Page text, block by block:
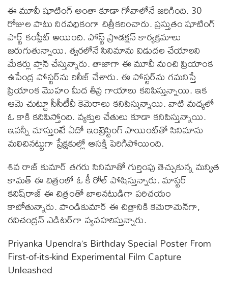
ఈ మూవీ షూటింగ్ అంతా కూడా గోవాలోనే జరిగింది. 30
రోజుల పాటు నిరవధికంగా చిత్రీకరించారు. ప్రస్తుతం షూటింగ్
పార్ట్ కంప్లీట్ అయింది. పోస్ట్ ప్రొడక్షన్ కార్యక్రమాలు
జరుగుతున్నాయి. త్వరలోనే సినిమాను విడుదల చేయాలని
మేకర్లు ప్లాన్ చేస్తున్నారు. తాజాగా ఈ మూవీ నుంచి ప్రియాంక
ఉపేంద్ర పోస్టర్‌ను రిలీజ్ చేశారు. ఈ పోస్టర్‌ను గమనిస్తే
ప్రియాంక మొహం మీద తీవ్ర గాయాలు కనిపిస్తున్నాయి. ఇక
ఆమె చుట్టూ సీసీటీవీ కెమెరాలు కనిపిస్తున్నాయి. వాటి మధ్యలో
ఓ కాకి కనిపిస్తోంది. వ్యక్తుల చేతులు కూడా కనిపిస్తున్నాయి.
ఇవన్నీ చూస్తుంటే ఏదో ఇంట్రెస్టింగ్ పాయింట్‌తో సినిమాను
మలిచినట్టుగా ప్రేక్షకుల్లో ఆసక్తి పెరిగిపోయింది.
శివ రాజ్ కుమార్ తగరు సినిమాతో గుర్తింపు తెచ్చుకున్న మన్విత
కామత్ ఈ చిత్రంలో ఓ కీ రోల్ పోషిస్తున్నారు. మాస్టర్
కనిష్‌రాజ్ ఈ చిత్రంతో బాలనటుడిగా పరిచయం
కాబోతున్నారు. పాండికుమార్ ఈ చిత్రానికి కెమెరామెన్‌గా,
రవిచంద్రన్ ఎడిటర్‌గా వ్యవహరిస్తున్నారు.
Priyanka Upendra’s Birthday Special Poster From
First-of-its-kind Experimental Film Capture
Unleashed